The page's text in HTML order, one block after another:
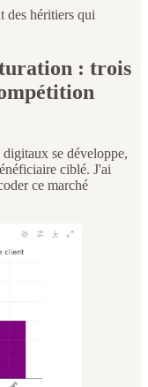
des héritiers qui
: trois
digitaux se développe,
ciblé. J'ai
ce marché